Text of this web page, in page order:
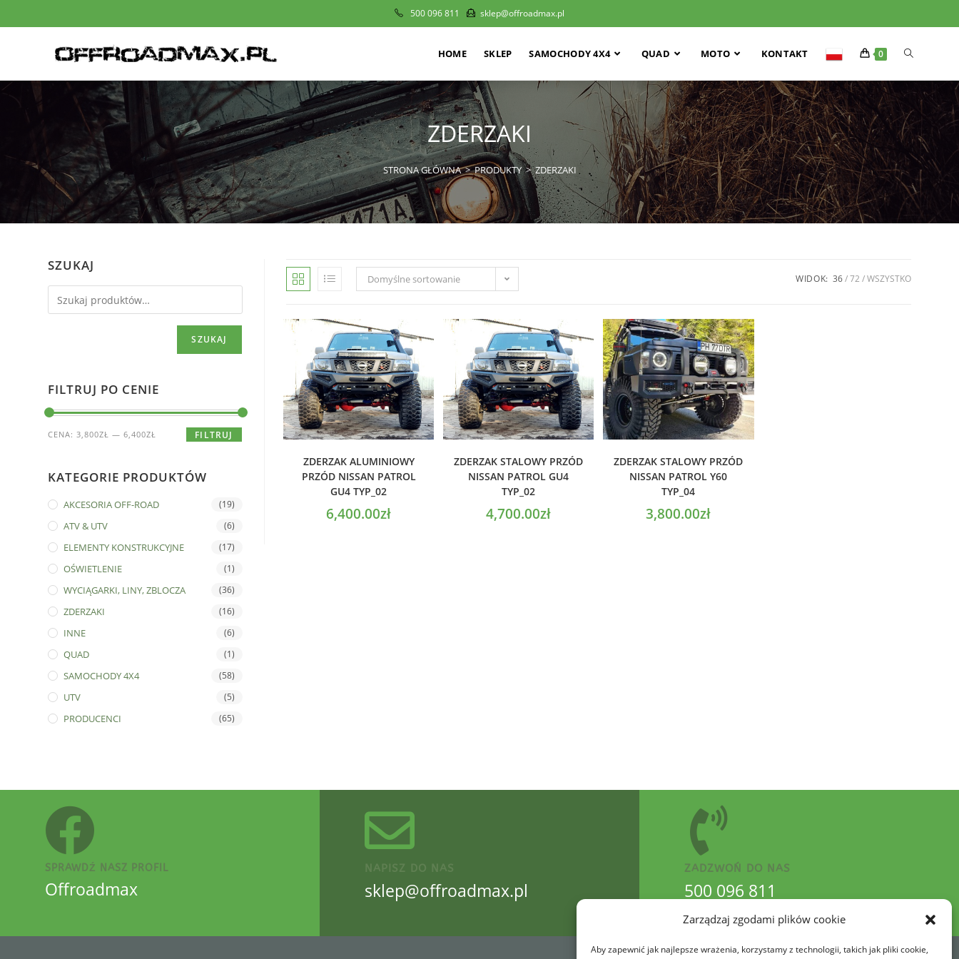
Zarządzaj zgodami plików cookie
Aby zapewnić jak najlepsze wrażenia, korzystamy z technologii, takich jak pliki cookie,
500 096 811 sklep@offroadmax.pl
HOME SKLEP SAMOCHODY 4X4 QUAD MOTO KONTAKT 0
ZDERZAKI
STRONA GŁÓWNA > PRODUKTY > ZDERZAKI
SZUKAJ
SZUKAJ
FILTRUJ PO CENIE
FILTRUJ
CENA:3,800ZŁ —6,400ZŁ
KATEGORIE PRODUKTÓW
AKCESORIA OFF-ROAD (19)
ATV & UTV (6)
ELEMENTY KONSTRUKCYJNE (17)
OŚWIETLENIE (1)
WYCIĄGARKI, LINY, ZBLOCZA (36)
ZDERZAKI (16)
INNE (6)
QUAD (1)
SAMOCHODY 4X4 (58)
UTV (5)
PRODUCENCI (65)
Domyślne sortowanie WIDOK: 36 72 WSZYSTKO
ZDERZAK ALUMINIOWY
PRZÓD NISSAN PATROL
GU4 TYP_02
6,400.00zł
ZDERZAK STALOWY PRZÓD
NISSAN PATROL GU4
TYP_02
4,700.00zł
ZDERZAK STALOWY PRZÓD
NISSAN PATROL Y60
TYP_04
3,800.00zł
SPRAWDŹ NASZ PROFIL
Offroadmax
NAPISZ DO NAS
sklep@offroadmax.pl
ZADZWOŃ DO NAS
500 096 811